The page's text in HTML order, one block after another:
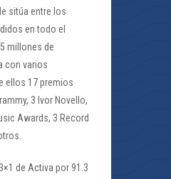
sitúa entre los
en todo el
millones de
con varios
ellos 17 premios
3 Ivor Novello,
Awards, 3 Record
de Activa por 91.3